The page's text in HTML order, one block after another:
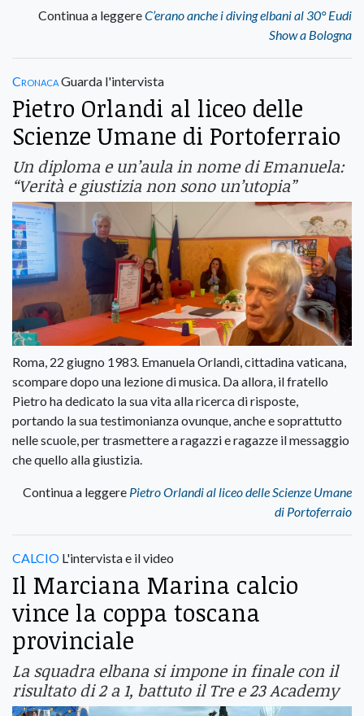
Continua a leggereC’erano anche i diving elbani al 30° Eudi
Show a Bologna
CronacaGuarda l'intervista
Pietro Orlandi al liceo delle
Scienze Umane di Portoferraio
Un diploma e un’aula in nome di Emanuela:
“Verità e giustizia non sono un’utopia”
Roma, 22 giugno 1983. Emanuela Orlandi, cittadina vaticana,
scompare dopo una lezione di musica. Da allora, il fratello
Pietro ha dedicato la sua vita alla ricerca di risposte,
portando la sua testimonianza ovunque, anche e soprattutto
nelle scuole, per trasmettere a ragazzi e ragazze il messaggio
che quello alla giustizia.
Continua a leggere Pietro Orlandi al liceo delle Scienze Umane
di Portoferraio
CALCIO L'intervista e il video
Il Marciana Marina calcio
vince la coppa toscana
provinciale
La squadra elbana si impone in finale con il
risultato di 2 a 1, battuto il Tre e 23 Academy